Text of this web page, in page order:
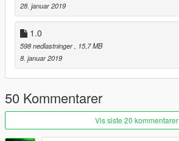
28. januar 2019
1.0
598 nedlastninger
, 15,7 MB
8. januar 2019
50 Kommentarer
Vis siste 20 kommentarer